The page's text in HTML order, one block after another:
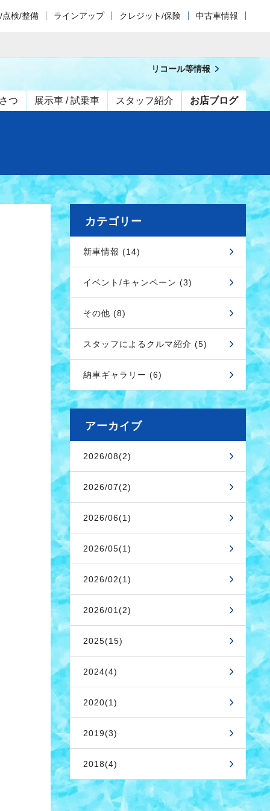
点検/整備 ラインアップ クレジット/保険 中古車情報
つ 展示車 / 試乗車 スタッフ紹介 お店ブログ
リコール等情報
カテゴリー
新車情報 (14)
イベント/キャンペーン (3)
その他 (8)
スタッフによるクルマ紹介 (5)
納車ギャラリー (6)
アーカイブ
2026/08(2)
2026/07(2)
2026/06(1)
2026/05(1)
2026/02(1)
2026/01(2)
2025(15)
2024(4)
2020(1)
2019(3)
2018(4)